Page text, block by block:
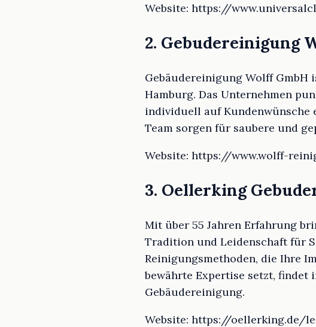
Website: https://
2. Gebudereinigung
Gebäudereinigung Wolff GmbH
Hamburg. Das Unternehmen
individuell auf Kundenwünsche
Team sorgen für saubere und
Website: https://www.wolff-
3. Oellerking
Mit über 55 Jahren Erfahrung
Tradition und Leidenschaft für
Reinigungsmethoden, die Ihre
bewährte Expertise setzt,
Gebäudereinigung.
Website: https://oellerking.de/